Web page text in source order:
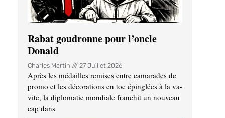
Rabat goudronne pour l’oncle
Donald
Charles Martin 27 Juillet 2026
Après les médailles remises entre camarades de
promo et les décorations en toc épinglées à la va-
vite, la diplomatie mondiale franchit un nouveau
cap dans